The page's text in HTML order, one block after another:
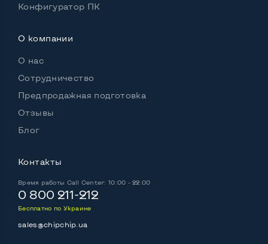
Конфигуратор ПК
О компании
О нас
Сотрудничество
Предпродажная подготовка
Отзывы
Блог
Контакты
Время работы Call Center: 10:00 - 22:00
0 800 211-212
Бесплатно по Украине
sales@chipchip.ua